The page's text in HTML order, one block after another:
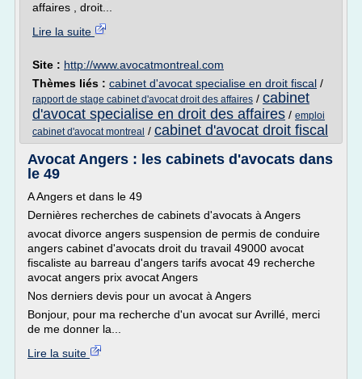
affaires , droit...
Lire la suite
Site : http://www.avocatmontreal.com
Thèmes liés : cabinet d'avocat specialise en droit fiscal /
rapport de stage cabinet d'avocat droit des affaires / cabinet
d'avocat specialise en droit des affaires / emploi
cabinet d'avocat montreal / cabinet d'avocat droit fiscal
Avocat Angers : les cabinets d'avocats dans
le 49
A Angers et dans le 49
Dernières recherches de cabinets d'avocats à Angers
avocat divorce angers suspension de permis de conduire
angers cabinet d'avocats droit du travail 49000 avocat
fiscaliste au barreau d'angers tarifs avocat 49 recherche
avocat angers prix avocat Angers
Nos derniers devis pour un avocat à Angers
Bonjour, pour ma recherche d'un avocat sur Avrillé, merci
de me donner la...
Lire la suite